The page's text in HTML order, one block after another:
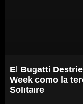
El Bugatti
Week como la
Solitaire